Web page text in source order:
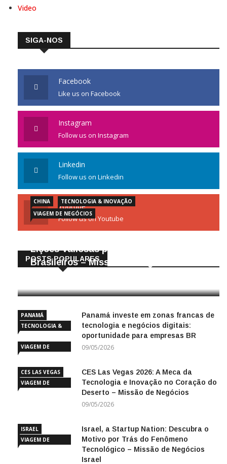
Video
SIGA-NOS
Facebook
Like us on Facebook
Instagram
Follow us on Instagram
Linkedin
Follow us on Linkedin
Youtube
Follow us on Youtube
POSTS POPULARES
CHINA
TECNOLOGIA & INOVAÇÃO
VIAGEM DE NEGÓCIOS
Lições Valiosas para Empresários
Brasileiros – Missão de Negócios China
PANAMÁ
TECNOLOGIA &
VIAGEM DE
Panamá investe em zonas francas de
tecnologia e negócios digitais:
oportunidade para empresas BR
09/05/2026
CES LAS VEGAS
VIAGEM DE
CES Las Vegas 2026: A Meca da
Tecnologia e Inovação no Coração do
Deserto – Missão de Negócios
09/05/2026
ISRAEL
VIAGEM DE
Israel, a Startup Nation: Descubra o
Motivo por Trás do Fenômeno
Tecnológico – Missão de Negócios
Israel